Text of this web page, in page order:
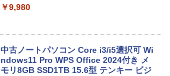
￥9,980
中古ノートパソコン Core i3/i5選択可 Wi
ndows11 Pro WPS Office 2024付き メ
モリ8GB SSD1TB 15.6型 テンキー ビジ